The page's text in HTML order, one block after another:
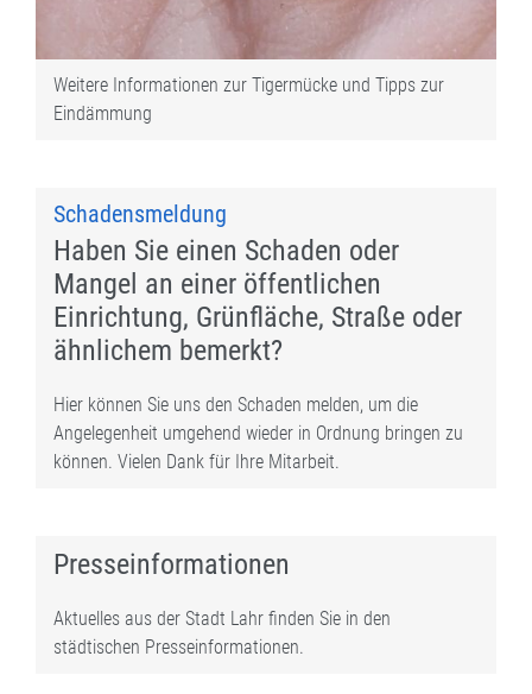
Weitere Informationen zur Tigermücke und Tipps zur
Eindämmung
Schadensmeldung
Haben Sie einen Schaden oder
Mangel an einer öffentlichen
Einrichtung, Grünfläche, Straße oder
ähnlichem bemerkt?
Hier können Sie uns den Schaden melden, um die
Angelegenheit umgehend wieder in Ordnung bringen zu
können. Vielen Dank für Ihre Mitarbeit.
Presseinformationen
Aktuelles aus der Stadt Lahr finden Sie in den
städtischen Presseinformationen.